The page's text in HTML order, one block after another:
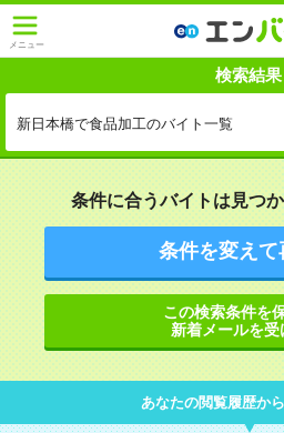
メニュー
検索結果
新日本橋で食品加工のバイト一覧
条件に合うバイトは見つ
条件を変えて
この検索条件を
新着メールを受
あなたの閲覧履歴か